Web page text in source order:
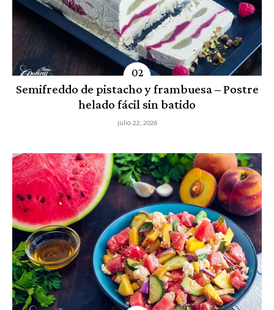
Semifreddo de pistacho y frambuesa – Postre
helado fácil sin batido
julio 22, 2026